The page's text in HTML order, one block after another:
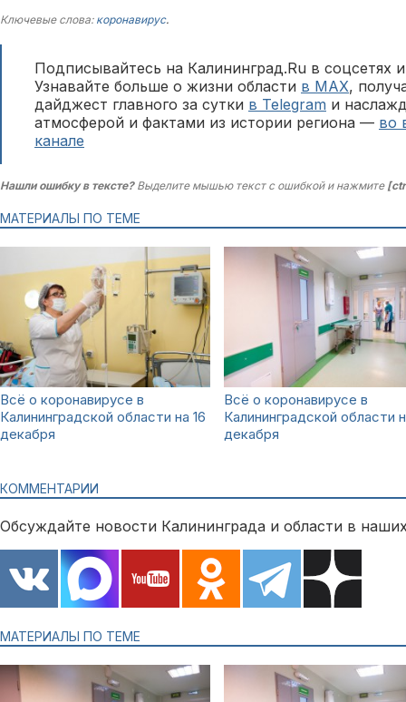
Ключевые слова: коронавирус.
Подписывайтесь на Калининград.Ru в соцсетях
Узнавайте больше о жизни области в MAX,
дайджест главного за сутки в Telegram и
атмосферой и фактами из истории региона — во
канале
Нашли ошибку в тексте?Выделите мышью текст с ошибкой и нажмите
МАТЕРИАЛЫ ПО ТЕМЕ
Всё о коронавирусе в
Калининградской области на 16
декабря
Всё о коронавирусе в
Калининградской области
декабря
КОММЕНТАРИИ
Обсуждайте новости Калининграда и области в
МАТЕРИАЛЫ ПО ТЕМЕ